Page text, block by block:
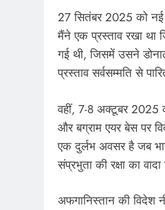
27 सितंबर 2025 को नई
मैंने एक प्रस्ताव रखा था
गई थी, जिसमें उसने
प्रस्ताव सर्वसम्मति से
वहीं, 7-8 अक्टूबर 2025
और बग्राम एयर बेस पर
एक दुर्लभ अवसर है जब
संप्रभुता की रक्षा का
अफगानिस्तान की विदेश